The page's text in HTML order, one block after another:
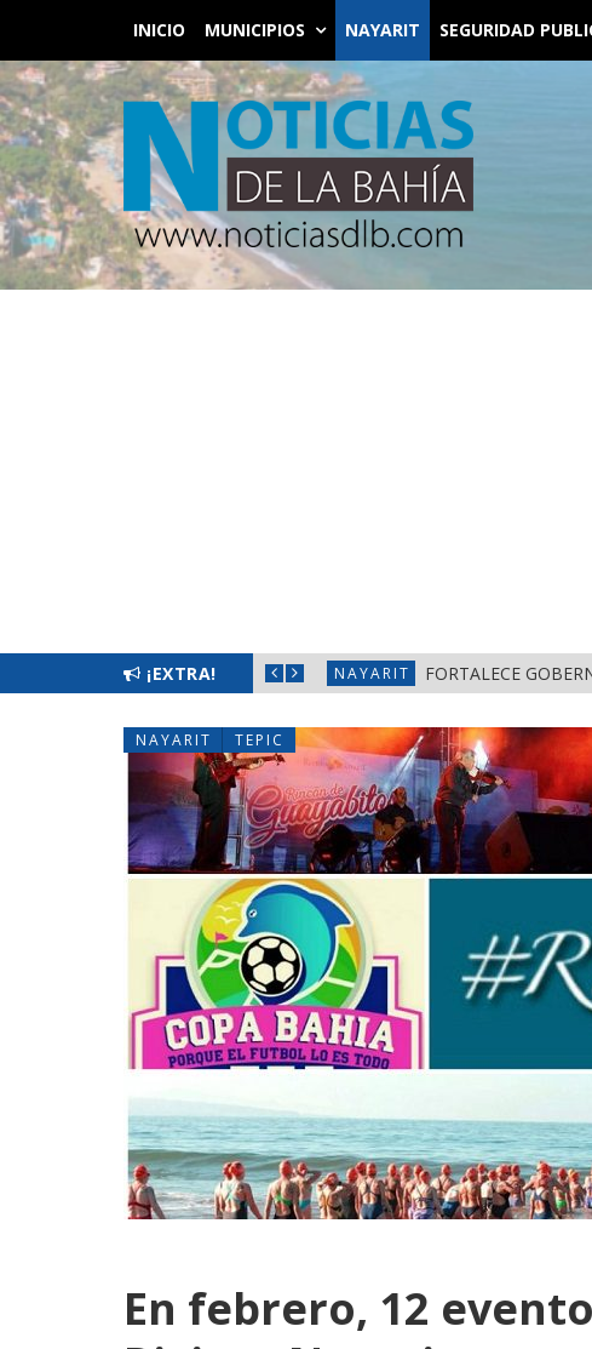
INICIO MUNICIPIOS NAYARIT SEGURIDAD
¡EXTRA! NAYARIT ALERTA DIF
NAYARIT TEPIC
En febrero, 12